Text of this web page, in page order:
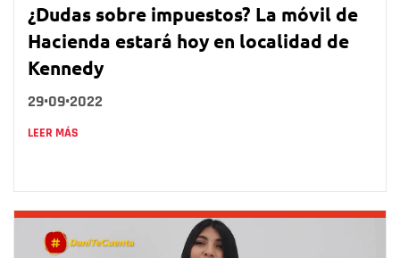
¿Dudas sobre impuestos? La móvil de
Hacienda estará hoy en localidad de
Kennedy
29•09•2022
LEER MÁS